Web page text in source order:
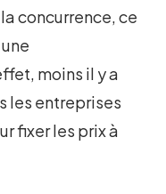
concurrence, ce
moins il y a
les entreprises
fixer les prix à